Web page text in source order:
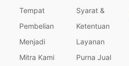
Tempat
Pembelian
Menjadi
Mitra Kami
Syarat &
Ketentuan
Layanan
Purna Jual